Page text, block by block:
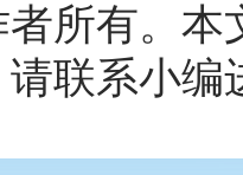
所有。
联系小编